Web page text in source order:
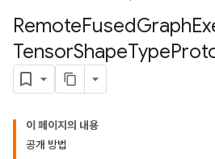
RemoteFusedGraph
TensorShapeType
이 페이지의 내용
공개 방법